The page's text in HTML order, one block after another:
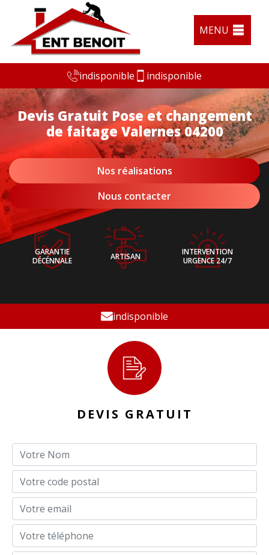
MENU
indisponible indisponible
Devis Gratuit Pose et changement
de faitage Valernes 04200
Nos réalisations
Nous contacter
GARANTIE
DÉCÉNNALE
ARTISAN
INTERVENTION
URGENCE 24/7
indisponible
DEVIS GRATUIT